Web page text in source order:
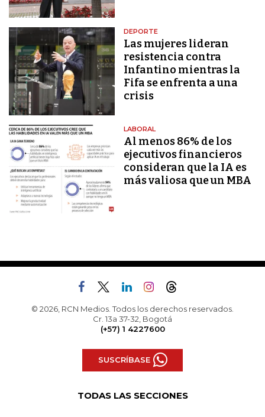
DEPORTE
Las mujeres lideran
resistencia contra
Infantino mientras la
Fifa se enfrenta a una
crisis
LABORAL
Al menos 86% de los
ejecutivos financieros
consideran que la IA es
más valiosa que un MBA
© 2026, RCN Medios. Todos los derechos reservados.
Cr. 13a 37-32, Bogotá
(+57) 1 4227600
SUSCRÍBASE
TODAS LAS SECCIONES